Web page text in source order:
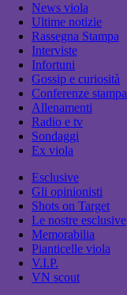
News viola
Ultime notizie
Rassegna Stampa
Interviste
Infortuni
Gossip e curiosità
Conferenze stampa
Allenamenti
Radio e tv
Sondaggi
Ex viola
Esclusive
Gli opinionisti
Shots on Target
Le nostre esclusive
Memorabilia
Pianticelle viola
V.I.P.
VN scout